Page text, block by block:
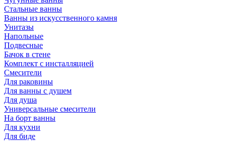
Стальные ванны
Ванны из искусственного камня
Унитазы
Напольные
Подвесные
Бачок в стене
Комплект с инсталляцией
Смесители
Для раковины
Для ванны с душем
Для душа
Универсальные смесители
На борт ванны
Для кухни
Для биде